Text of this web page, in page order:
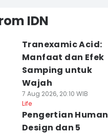
IDN
Tranexamic Acid:
Manfaat dan Efek
Samping untuk
Wajah
7 Aug 2026, 20:10 WIB
Life
Pengertian Human
Design dan 5